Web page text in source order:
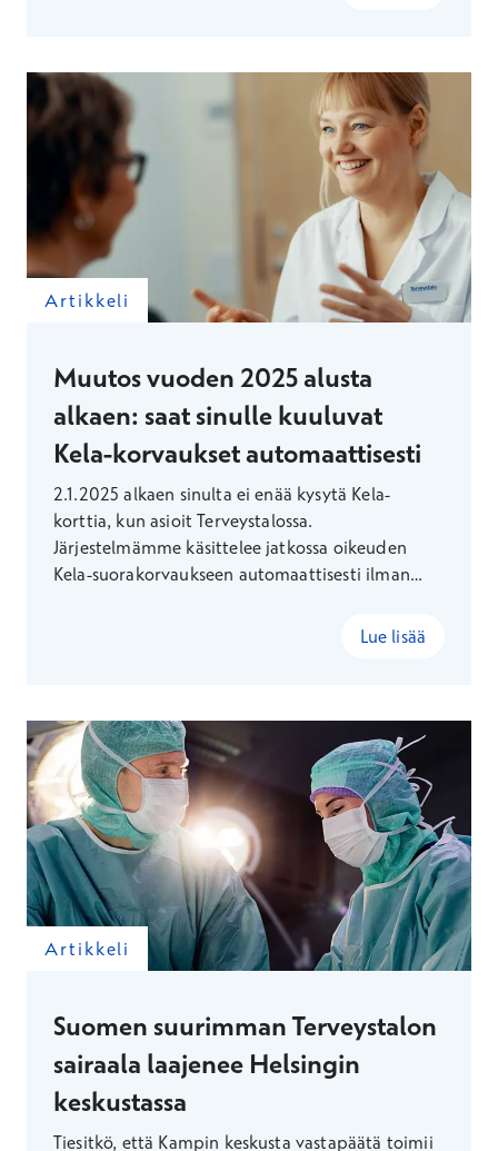
Artikkeli
Muutos vuoden 2025 alusta
alkaen: saat sinulle kuuluvat
Kela-korvaukset automaattisesti
2.1.2025 alkaen sinulta ei enää kysytä Kela-
korttia, kun asioit Terveystalossa.
Järjestelmämme käsittelee jatkossa oikeuden
Kela-suorakorvaukseen automaattisesti ilman
Lue lisää
Artikkeli
Suomen suurimman Terveystalon
sairaala laajenee Helsingin
keskustassa
Tiesitkö, että Kampin keskusta vastapäätä toimii